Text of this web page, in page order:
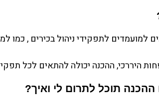
למועמדים לתפקידי ניהול בכירים , כמו
היררכי, ההכנה יכולה להתאים לכל
תוכל לתרום לי ואיך?